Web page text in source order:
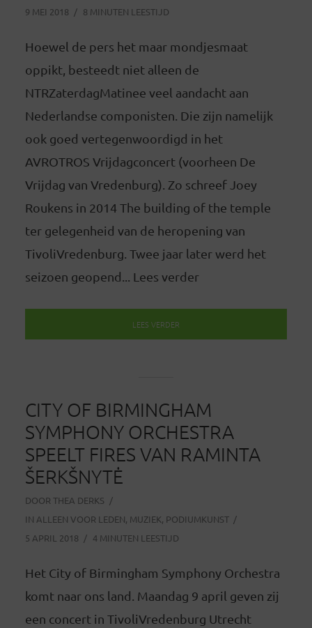
9 MEI 2018
8 MINUTEN LEESTIJD
Hoewel de pers het maar mondjesmaat
oppikt, besteedt niet alleen de
NTRZaterdagMatinee veel aandacht aan
Nederlandse componisten. Die zijn namelijk
ook goed vertegenwoordigd in het
AVROTROS Vrijdagconcert (voorheen De
Vrijdag van Vredenburg). Zo schreef Joey
Roukens in 2014 The building of the temple
ter gelegenheid van de heropening van
TivoliVredenburg. Twee jaar later werd het
seizoen geopend... Lees verder
LEES VERDER
CITY OF BIRMINGHAM
SYMPHONY ORCHESTRA
SPEELT FIRES VAN RAMINTA
ŠERKŠNYTĖ
DOOR THEA DERKS
IN ALLEEN VOOR LEDEN, MUZIEK, PODIUMKUNST
5 APRIL 2018
4 MINUTEN LEESTIJD
Het City of Birmingham Symphony Orchestra
komt naar ons land. Maandag 9 april geven zij
een concert in TivoliVredenburg Utrecht